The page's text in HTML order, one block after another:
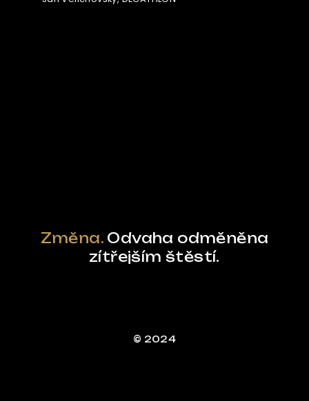
Změna. Odvaha odměněna
zítřejším štěstí.
© 2024